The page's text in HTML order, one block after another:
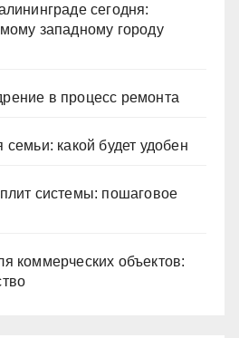
сегодня:
западному городу
в процесс ремонта
семьи: какой будет удобен
системы: пошаговое
коммерческих объектов: